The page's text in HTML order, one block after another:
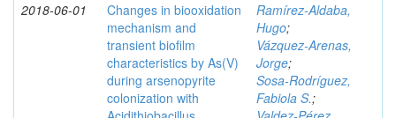
2018-06-01
Changes in biooxidation
mechanism and
transient biofilm
characteristics by As(V)
during arsenopyrite
colonization with
Ramírez‑Aldaba,
Hugo;
Vázquez‑Arenas,
Jorge;
Sosa‑Rodríguez,
Fabiola S.;